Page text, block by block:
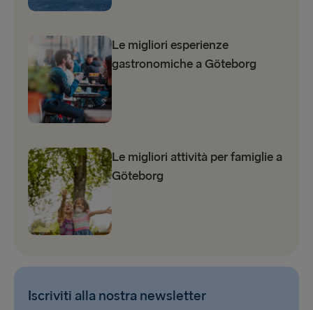
Le migliori esperienze
gastronomiche a Göteborg
Le migliori attività per famiglie a
Göteborg
Iscriviti alla nostra newsletter